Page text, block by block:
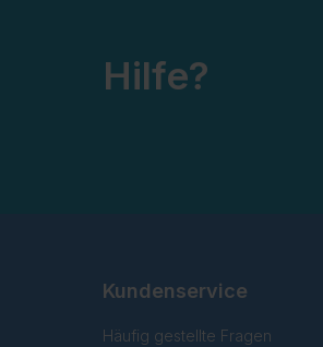
Hilfe?
Kundenservice
Häufig gestellte Fragen